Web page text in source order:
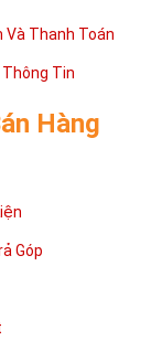
sẻ chi tiết về dòng
khách hàng tin tưởng
giúp bạn hiểu rõ ý
Giang nhanh chóng
tìm được chiếc sim
Và Thanh Toán
Thông Tin
Hàng
Góp